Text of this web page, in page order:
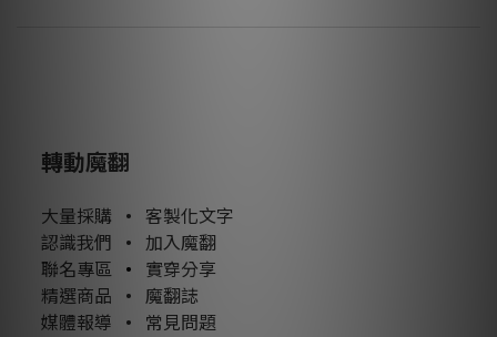
轉動魔翻
大量採購 •
客製化文字
認識我們 •
加入魔翻
聯名專區 •
實穿分享
精選商品 • 魔翻誌
媒體報導
• 常見問題